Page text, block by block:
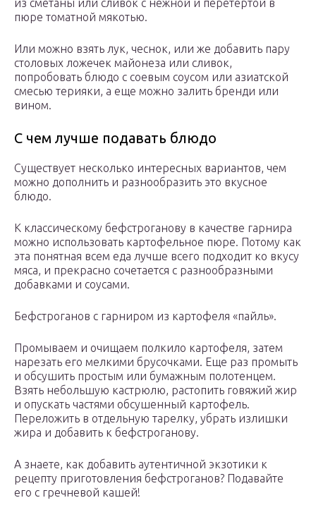
из сметаны или сливок с нежной и перетертой в
пюре томатной мякотью.
Или можно взять лук, чеснок, или же добавить пару
столовых ложечек майонеза или сливок,
попробовать блюдо с соевым соусом или азиатской
смесью терияки, а еще можно залить бренди или
вином.
С чем лучше подавать блюдо
Существует несколько интересных вариантов, чем
можно дополнить и разнообразить это вкусное
блюдо.
К классическому бефстроганову в качестве гарнира
можно использовать картофельное пюре. Потому как
эта понятная всем еда лучше всего подходит ко вкусу
мяса, и прекрасно сочетается с разнообразными
добавками и соусами.
Бефстроганов с гарниром из картофеля «пайль».
Промываем и очищаем полкило картофеля, затем
нарезать его мелкими брусочками. Еще раз промыть
и обсушить простым или бумажным полотенцем.
Взять небольшую кастрюлю, растопить говяжий жир
и опускать частями обсушенный картофель.
Переложить в отдельную тарелку, убрать излишки
жира и добавить к бефстроганову.
А знаете, как добавить аутентичной экзотики к
рецепту приготовления бефстроганов? Подавайте
его с гречневой кашей!